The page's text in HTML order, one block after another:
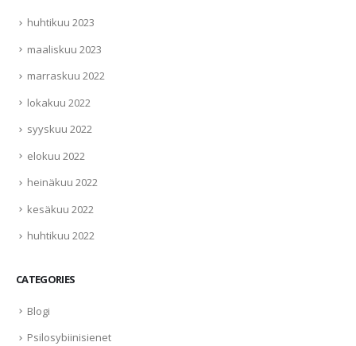
huhtikuu 2023
maaliskuu 2023
marraskuu 2022
lokakuu 2022
syyskuu 2022
elokuu 2022
heinäkuu 2022
kesäkuu 2022
huhtikuu 2022
CATEGORIES
Blogi
Psilosybiinisienet